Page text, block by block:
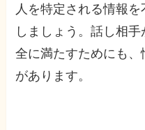
人を特定される情報
しましょう。話し相
全に満たすためにも
があります。